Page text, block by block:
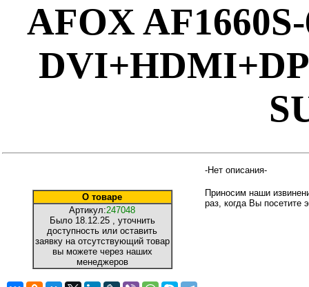
AFOX
О товаре
Артикул:247048
Было 18.12.25 , уточнить
доступность или оставить
заявку на отсутствующий товар
вы можете через наших
менеджеров
-Нет описания-
Приносим наши
раз, когда Вы посетите